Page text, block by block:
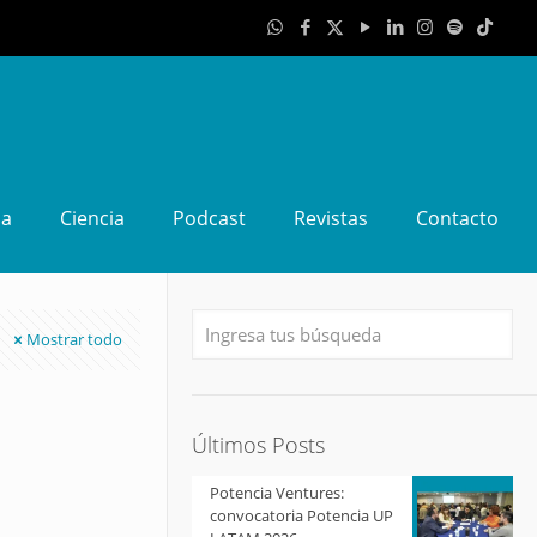
Ciencia Podcast Revistas Contacto
Mostrar todo
Últimos Posts
Potencia Ventures:
convocatoria Potencia UP